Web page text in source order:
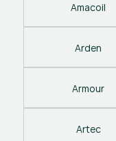
Amacoil
Arden
Armour
Artec